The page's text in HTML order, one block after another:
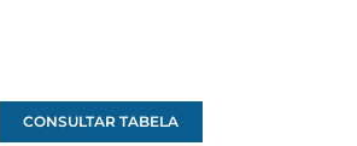
CONSULTAR TABELA